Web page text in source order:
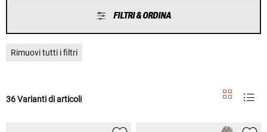
FILTRI & ORDINA
Rimuovi tutti i filtri
36 Varianti di articoli